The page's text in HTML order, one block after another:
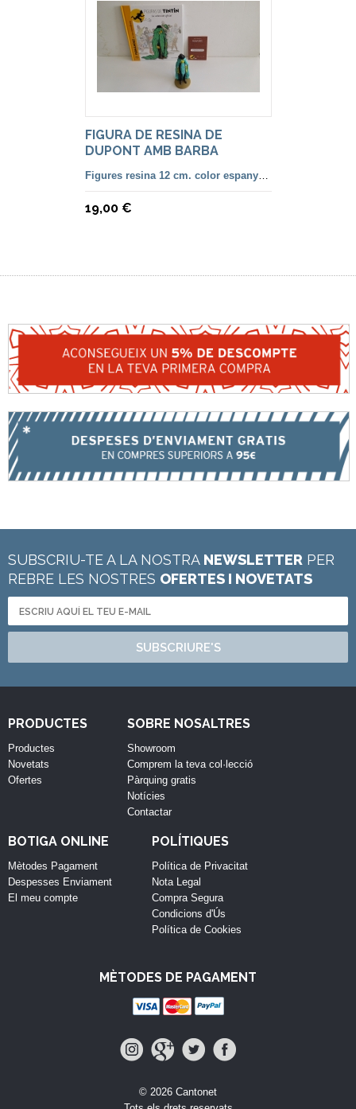
FIGURA DE RESINA DE
DUPONT AMB BARBA
Figures resina 12 cm. color espanyola
19,00 €
SUBSCRIU-TE A LA NOSTRA NEWSLETTER PER
REBRE LES NOSTRES OFERTES I NOVETATS
SUBSCRIURE'S
PRODUCTES
Productes
Novetats
Ofertes
SOBRE NOSALTRES
Showroom
Comprem la teva col·lecció
Pàrquing gratis
Notícies
Contactar
BOTIGA ONLINE
Mètodes Pagament
Despesses Enviament
El meu compte
POLÍTIQUES
Política de Privacitat
Nota Legal
Compra Segura
Condicions d'Ús
Política de Cookies
MÈTODES DE PAGAMENT
© 2026 Cantonet